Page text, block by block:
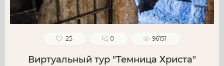
25 0 96151
Виртуальный тур "Темница Христа"